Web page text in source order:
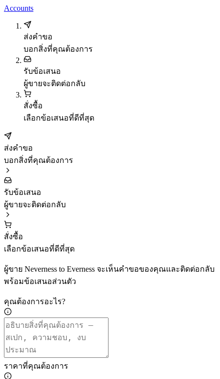
Accounts
ส่งคำขอ
บอกสิ่งที่คุณต้องการ
รับข้อเสนอ
ผู้ขายจะติดต่อกลับ
สั่งซื้อ
เลือกข้อเสนอที่ดีที่สุด
ส่งคำขอ
บอกสิ่งที่คุณต้องการ
รับข้อเสนอ
ผู้ขายจะติดต่อกลับ
สั่งซื้อ
เลือกข้อเสนอที่ดีที่สุด
ผู้ขาย Neverness to Everness จะเห็นคำขอของคุณและติดต่อกลับ
พร้อมข้อเสนอส่วนตัว
คุณต้องการอะไร?
ราคาที่คุณต้องการ